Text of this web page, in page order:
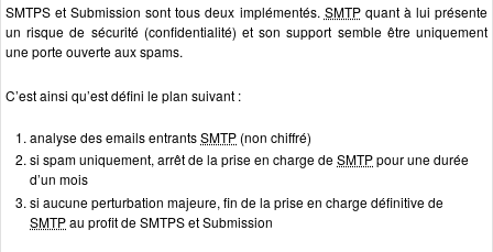
SMTPS et Submission sont tous deux implémentés. SMTPquant à lui présente
un risque de sécurité (confidentialité) et son support semble être uniquement
une porte ouverte aux spams.
C’est ainsi qu’est défini le plan suivant :
analyse des emails entrantsSMTP (non chiffré)
si spam uniquement, arrêt de la prise en charge deSMTPpour une durée
d’un mois
si aucune perturbation majeure, fin de la prise en charge définitive de
SMTPau profit de SMTPS et Submission